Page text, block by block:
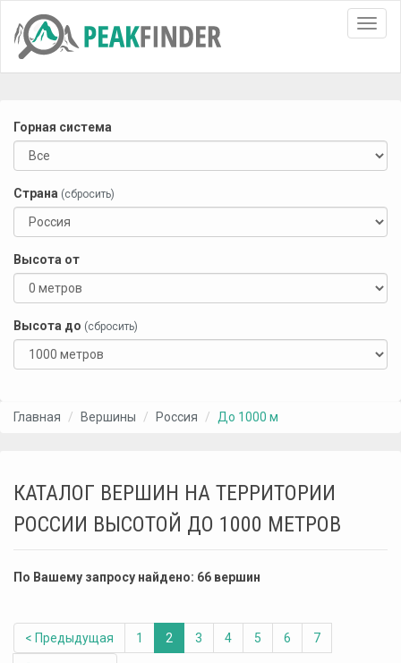
Горная система
Страна (сбросить)
Высота от
Высота до (сбросить)
Главная Вершины Россия До 1000 м
КАТАЛОГ ВЕРШИН НА ТЕРРИТОРИИ
РОССИИ ВЫСОТОЙ ДО 1000 МЕТРОВ
По Вашему запросу найдено: 66 вершин
< Предыдущая 1 2 3 4 5 6 7